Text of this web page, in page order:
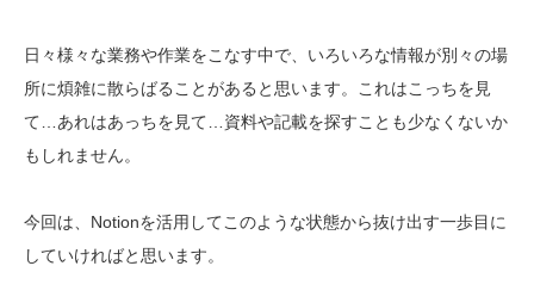
日々様々な業務や作業をこなす中で、いろいろな情報が別々の場
所に煩雑に散らばることがあると思います。これはこっちを見
て…あれはあっちを見て…資料や記載を探すことも少なくないか
もしれません。
今回は、 Notionを活用してこのような状態から抜け出す一歩目に
していければと思います。